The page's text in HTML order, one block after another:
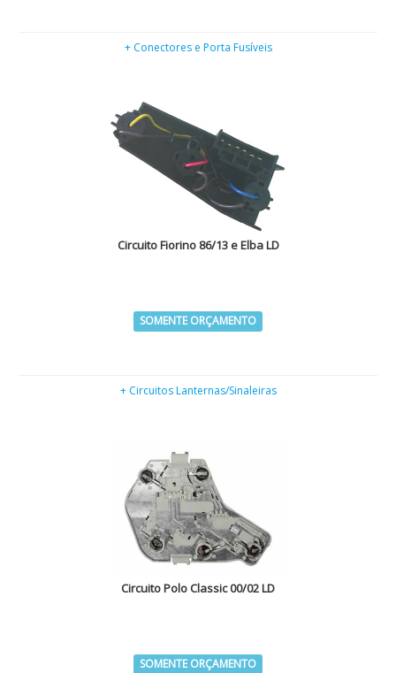
+ Conectores e Porta Fusíveis
Circuito Fiorino 86/13 e Elba LD
SOMENTE ORÇAMENTO
+ Circuitos Lanternas/Sinaleiras
Circuito Polo Classic 00/02 LD
SOMENTE ORÇAMENTO